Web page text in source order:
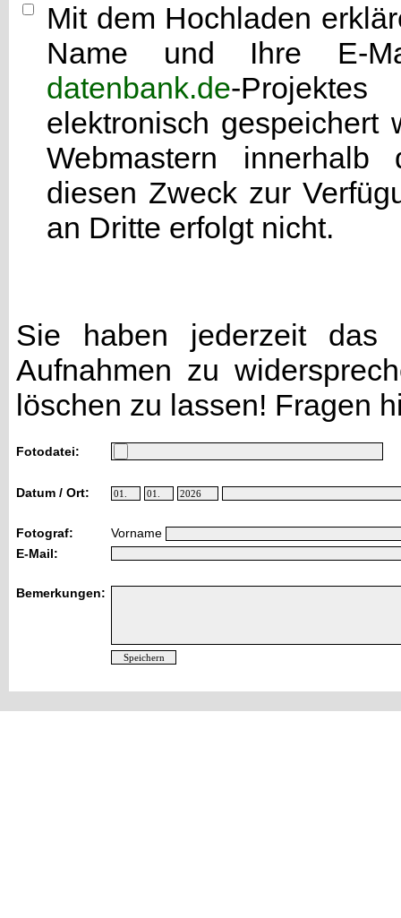
Mit dem Hochladen
Name und Ihre E-
datenbank.de-
elektronisch gespeichert
Webmastern
diesen Zweck zur
an Dritte erfolgt nicht.
Sie haben jederzeit das
Aufnahmen zu
löschen zu lassen! Fragen
Fotodatei:
Datum / Ort:
Fotograf:
Vorname
E-Mail:
Bemerkungen: